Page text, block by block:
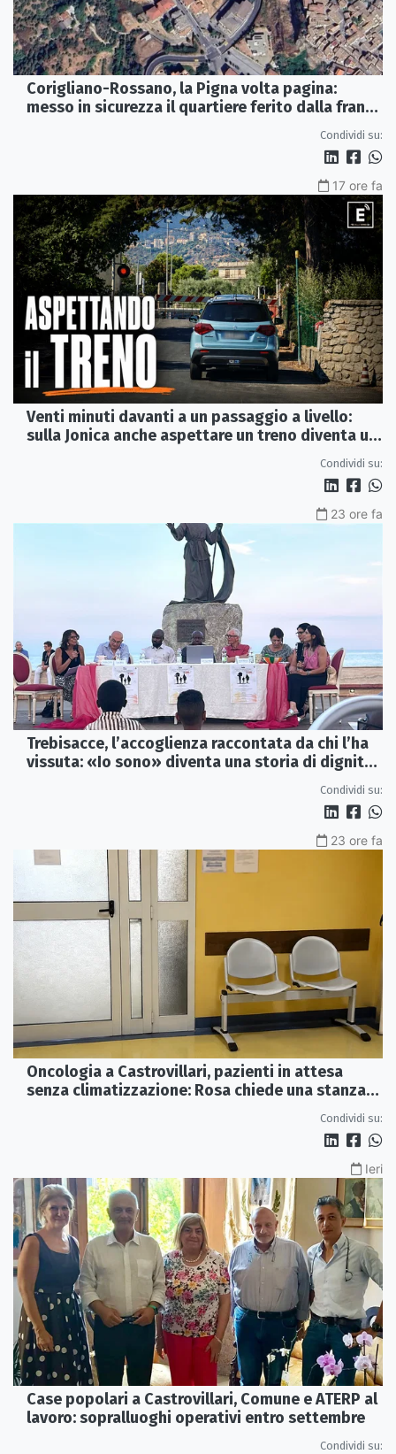
Corigliano-Rossano, la Pigna volta pagina:
messo in sicurezza il quartiere ferito dalla frana
Condividi su:
17 ore fa
Venti minuti davanti a un passaggio a livello:
sulla Jonica anche aspettare un treno diventa un
Condividi su:
23 ore fa
Trebisacce, l’accoglienza raccontata da chi l’ha
vissuta: «Io sono» diventa una storia di dignità
Condividi su:
23 ore fa
Oncologia a Castrovillari, pazienti in attesa
senza climatizzazione: Rosa chiede una stanza
Condividi su:
Ieri
Case popolari a Castrovillari, Comune e ATERP al
lavoro: sopralluoghi operativi entro settembre
Condividi su: